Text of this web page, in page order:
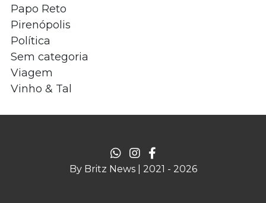
Papo Reto
Pirenópolis
Política
Sem categoria
Viagem
Vinho & Tal
By Britz News | 2021 - 2026